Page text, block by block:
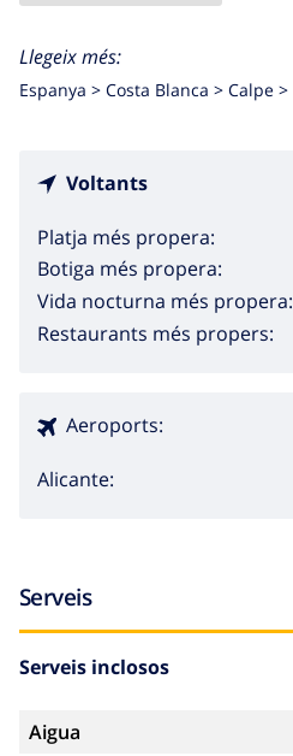
Llegeix més:
Espanya > Costa Blanca > Calpe >
Voltants
Platja més propera:
Botiga més propera:
Vida nocturna més propera:
Restaurants més propers:
Aeroports:
Alicante:
Serveis
Serveis inclosos
Aigua